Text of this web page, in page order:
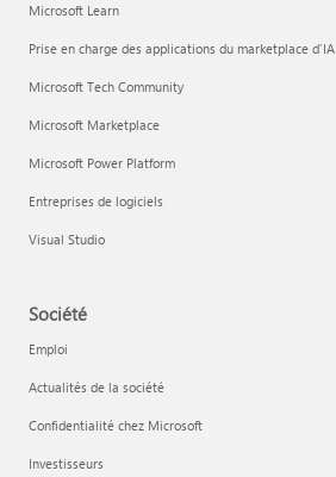
Microsoft Learn
Prise en charge des applications du marketplace d’IA
Microsoft Tech Community
Microsoft Marketplace
Microsoft Power Platform
Entreprises de logiciels
Visual Studio
Société
Emploi
Actualités de la société
Confidentialité chez Microsoft
Investisseurs